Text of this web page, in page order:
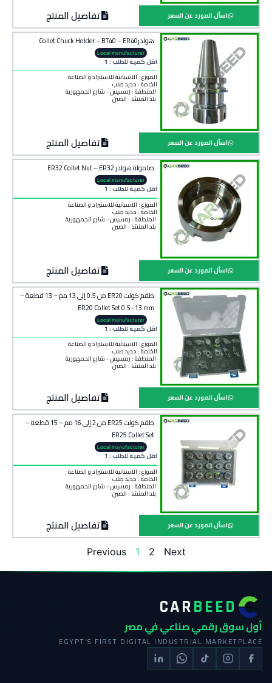
اسأل المورد عن السعر تفاصيل المنتج
هولدرCollet Chuck Holder – BT40 – ER40
Local manufacturer
اقل كمية للطلب : 1
الموزع : الاسبانية للاستيراد و الصناعة
الخامة : حديد صلب
المنطقة : رمسيس - شارع الجمهورية
بلد المنشأ :الصين
اسأل المورد عن السعر تفاصيل المنتج
صامولة هولدر ER32 Collet Nut – ER32
Local manufacturer
اقل كمية للطلب : 1
الموزع : الاسبانية للاستيراد و الصناعة
الخامة : حديد صلب
المنطقة : رمسيس - شارع الجمهورية
بلد المنشأ :الصين
اسأل المورد عن السعر تفاصيل المنتج
طقم كولت ER20 من 0.5 إلى 13 مم – 13 قطعة –
ER20 Collet Set 0.5–13 mm
Local manufacturer
اقل كمية للطلب : 1
الموزع : الاسبانية للاستيراد و الصناعة
الخامة : حديد صلب
المنطقة : رمسيس - شارع الجمهورية
بلد المنشأ : الصين
اسأل المورد عن السعر تفاصيل المنتج
طقم كولت ER25 من 2 إلى 16 مم – 15 قطعة –
ER25 Collet Set
Local manufacturer
اقل كمية للطلب : 1
الموزع : الاسبانية للاستيراد و الصناعة
الخامة : حديد صلب
المنطقة : رمسيس - شارع الجمهورية
بلد المنشأ :الصين
اسأل المورد عن السعر تفاصيل المنتج
Previous 1 2 Next
CARBEED
أول سوق رقمي صناعي في مصر
EGYPT'S FIRST DIGITAL INDUSTRIAL MARKETPLACE